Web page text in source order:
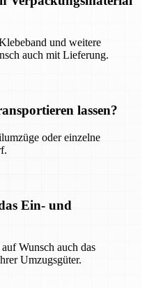
und weitere
auch mit Lieferung.
lassen?
oder einzelne
Ein- und
Wunsch auch das
Umzugsgüter.